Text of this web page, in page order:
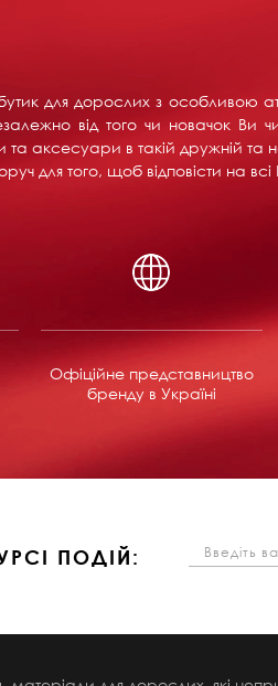
для дорослих з
від того чи новачок Ви
та аксесуари в такій дружній
для того, щоб відповісти на
Офіційне представництво
бренду в Україні
ПОДІЙ: